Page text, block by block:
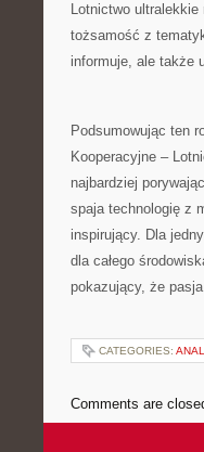
Lotnictwo
tożsamość z
informuje, ale także
Podsumowując ten
Kooperacyjne –
najbardziej
spaja technologię z
inspirujący. Dla
dla całego
pokazujący, że
CATEGORIES:
Comments are